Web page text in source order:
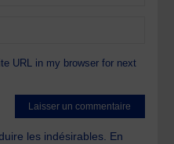
URL in my browser for next
les indésirables. En